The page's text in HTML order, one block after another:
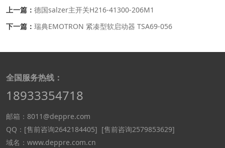
上一篇： 德国salzer主开关H216-41300-206M1
下一篇： 瑞典EMOTRON 紧凑型软启动器 TSA69-056
全国服务热线：
18933354718
邮箱：8011@deppre.com
QQ： [售前咨询2642184405] [售前咨询2579853629]
域名：www.deppre.com.cn